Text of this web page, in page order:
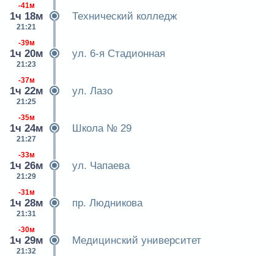
-41м
1ч 18м
21:21
Технический колледж
-39м
1ч 20м
21:23
ул. 6-я Стадионная
-37м
1ч 22м
21:25
ул. Лазо
-35м
1ч 24м
21:27
Школа № 29
-33м
1ч 26м
21:29
ул. Чапаева
-31м
1ч 28м
21:31
пр. Людникова
-30м
1ч 29м
21:32
Медицинский университет